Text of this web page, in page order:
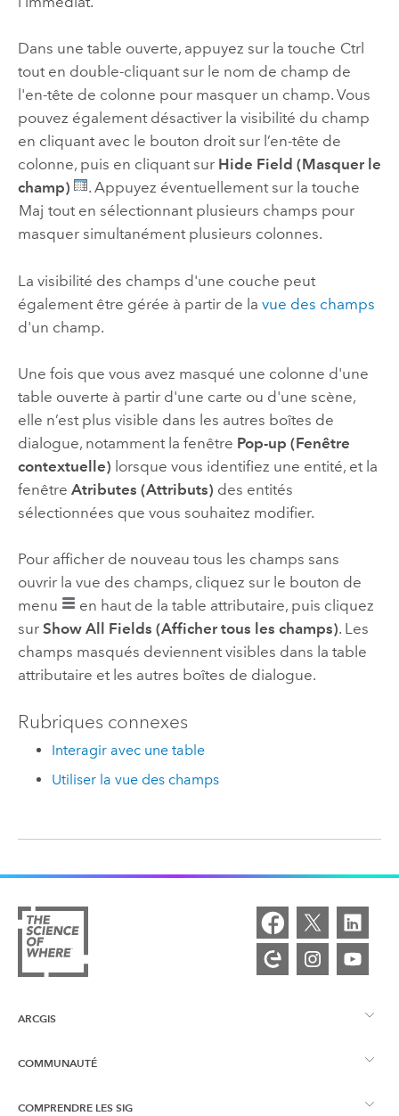
Dans une table ouverte, appuyez sur la touche Ctrl
tout en double-cliquant sur le nom de champ de
l'en-tête de colonne pour masquer un champ. Vous
pouvez également désactiver la visibilité du champ
en cliquant avec le bouton droit sur l’en-tête de
colonne, puis en cliquant sur Hide Field (Masquer le
champ)
. Appuyez éventuellement sur la touche
Maj tout en sélectionnant plusieurs champs pour
masquer simultanément plusieurs colonnes.
La visibilité des champs d'une couche peut
également être gérée à partir de la vue des champs
d'un champ.
Une fois que vous avez masqué une colonne d'une
table ouverte à partir d'une carte ou d'une scène,
elle n’est plus visible dans les autres boîtes de
dialogue, notamment la fenêtre Pop-up (Fenêtre
contextuelle) lorsque vous identifiez une entité, et la
fenêtre Atributes (Attributs) des entités
sélectionnées que vous souhaitez modifier.
Pour afficher de nouveau tous les champs sans
ouvrir la vue des champs, cliquez sur le bouton de
menu
en haut de la table attributaire, puis cliquez
sur Show All Fields (Afficher tous les champs). Les
champs masqués deviennent visibles dans la table
attributaire et les autres boîtes de dialogue.
Rubriques connexes
Interagir avec une table
Utiliser la vue des champs
ARCGIS
Vue d’ensemble d’ArcGIS
COMMUNAUTÉ
Esri Community
COMPRENDRE LES SIG